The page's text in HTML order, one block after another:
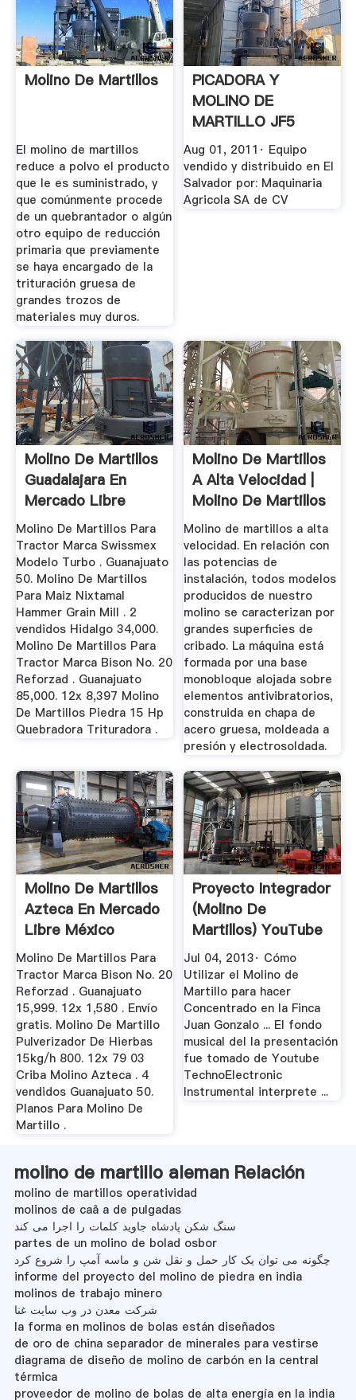
Molino De Martillos
El molino de martillos
reduce a polvo el producto
que le es suministrado, y
que comúnmente procede
de un quebrantador o algún
otro equipo de reducción
primaria que previamente
se haya encargado de la
trituración gruesa de
grandes trozos de
materiales muy duros.
PICADORA Y
MOLINO DE
MARTILLO JF5
YouTube
Aug 01, 2011· Equipo
vendido y distribuido en El
Salvador por: Maquinaria
Agricola SA de CV
Molino De Martillos
Guadalajara En
Mercado Libre
México
Molino De Martillos Para
Tractor Marca Swissmex
Modelo Turbo . Guanajuato
50. Molino De Martillos
Para Maiz Nixtamal
Hammer Grain Mill . 2
vendidos Hidalgo 34,000.
Molino De Martillos Para
Tractor Marca Bison No. 20
Reforzad . Guanajuato
85,000. 12x 8,397 Molino
De Martillos Piedra 15 Hp
Quebradora Trituradora .
Molino De Martillos
A Alta Velocidad |
Molino De Martillos
Molino de martillos a alta
velocidad. En relación con
las potencias de
instalación, todos modelos
producidos de nuestro
molino se caracterizan por
grandes superficies de
cribado. La máquina está
formada por una base
monobloque alojada sobre
elementos antivibratorios,
construida en chapa de
acero gruesa, moldeada a
presión y electrosoldada.
Molino De Martillos
Azteca En Mercado
Libre México
Molino De Martillos Para
Tractor Marca Bison No. 20
Reforzad . Guanajuato
15,999. 12x 1,580 . Envío
gratis. Molino De Martillo
Pulverizador De Hierbas
15kg/h 800. 12x 79 03
Criba Molino Azteca . 4
vendidos Guanajuato 50.
Planos Para Molino De
Martillo .
Proyecto Integrador
(Molino De
Martillos) YouTube
Jul 04, 2013· Cómo
Utilizar el Molino de
Martillo para hacer
Concentrado en la Finca
Juan Gonzalo ... El fondo
musical del la presentación
fue tomado de Youtube
TechnoElectronic
Instrumental interprete ...
molino de martillo aleman Relación
molino de martillos operatividad
molinos de caã a de pulgadas
سنگ شکن پادشاه جاوید کلمات را اجرا می کند
partes de un molino de bolad osbor
چگونه می توان یک کار حمل و نقل شن و ماسه آمپ را شروع کرد
informe del proyecto del molino de piedra en india
molinos de trabajo minero
شرکت معدن در وب سایت غنا
la forma en molinos de bolas están diseñados
de oro de china separador de minerales para vestirse
diagrama de diseño de molino de carbón en la central
térmica
proveedor de molino de bolas de alta energía en la india